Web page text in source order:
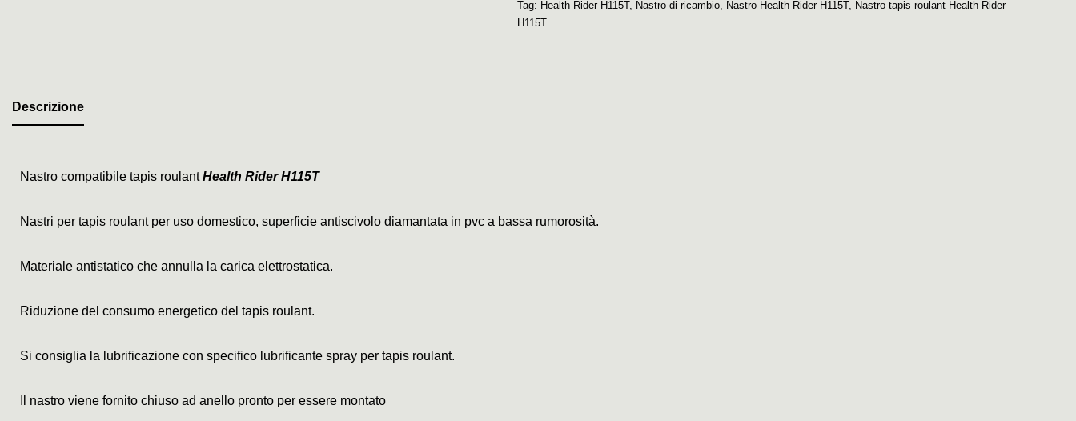
Tag: Health Rider H115T, Nastro di ricambio, Nastro Health Rider H115T, Nastro tapis roulant Health Rider
H115T
Descrizione
Nastro compatibile tapis roulantHealth Rider H115T
Nastri per tapis roulant per uso domestico, superficie antiscivolo diamantata in pvc a bassa rumorosità.
Materiale antistatico che annulla la carica elettrostatica.
Riduzione del consumo energetico del tapis roulant.
Si consiglia la lubrificazione con specifico lubrificante spray per tapis roulant.
Il nastro viene fornito chiuso ad anello pronto per essere montato